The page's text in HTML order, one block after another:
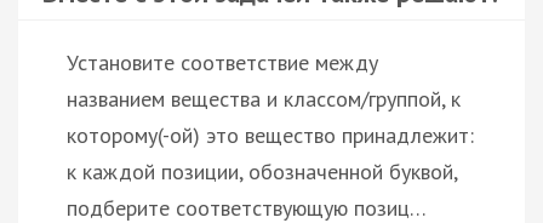
Установите соответствие между
названием вещества и классом/группой, к
которому(-ой) это вещество принадлежит:
к каждой позиции, обозначенной буквой,
подберите соответствующую позиц…